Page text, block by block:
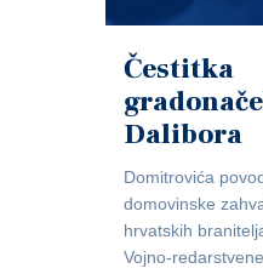
Čestitka
Dalibora
Domitrovića
domovinske
hrvatskih
Vojno-